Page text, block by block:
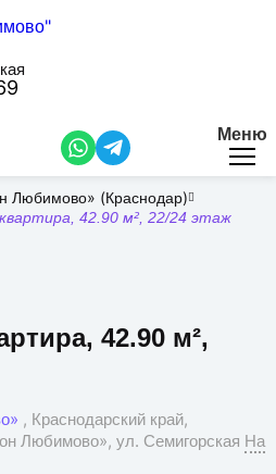
Меню
Любимово» (Краснодар)
42.90 м², 22/24 этаж
42.90 м²,
, Краснодарский край,
Любимово», ул. Семигорская На